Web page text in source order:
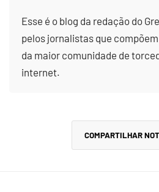
Esse é o blog da redação do
pelos jornalistas que
da maior comunidade de
internet.
COMPARTILHAR